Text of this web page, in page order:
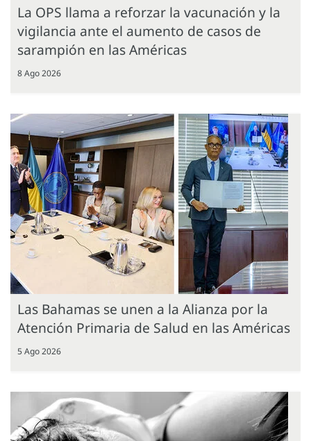
La OPS llama a reforzar la vacunación y la
vigilancia ante el aumento de casos de
sarampión en las Américas
8 Ago 2026
Las Bahamas se unen a la Alianza por la
Atención Primaria de Salud en las Américas
5 Ago 2026